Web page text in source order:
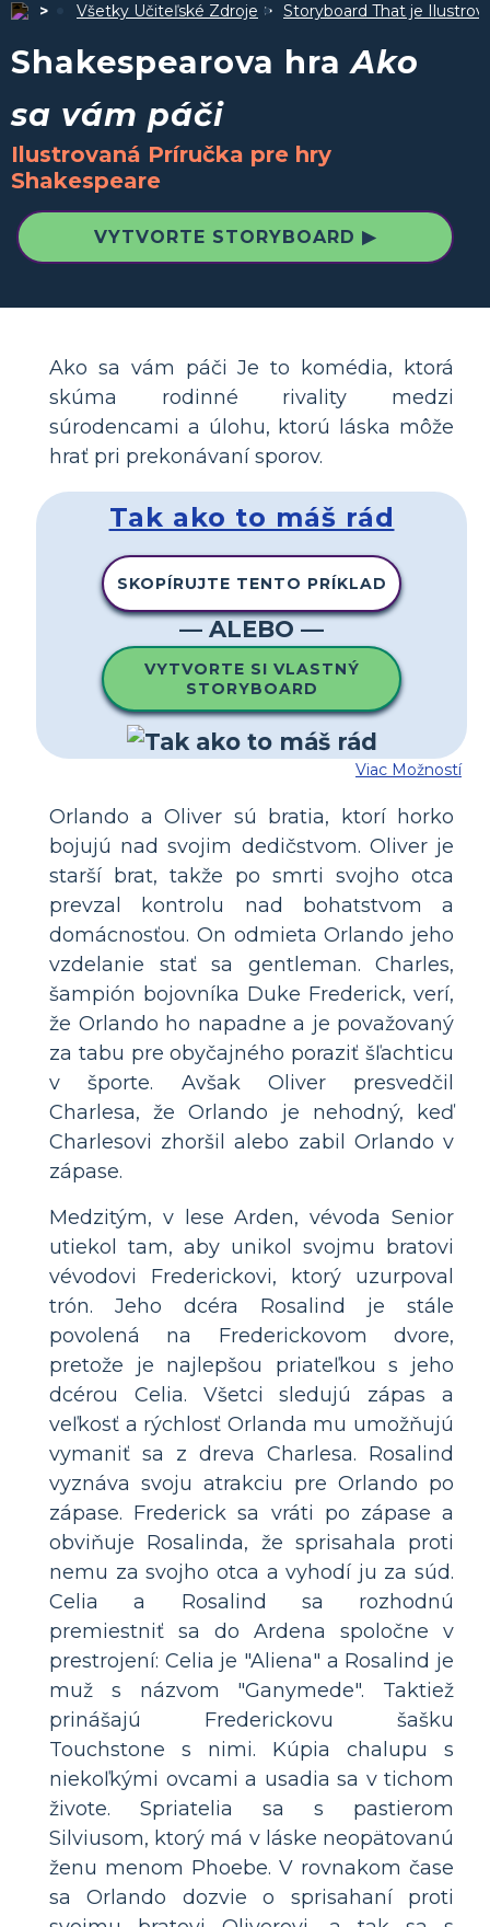
Všetky Učiteľské Zdroje Storyboard That je
Shakespearova hraAko
sa vám páči
Ilustrovaná Príručka pre hry
Shakespeare
VYTVORTE STORYBOARD ▶
Ako sa vám páči Je to komédia, ktorá
skúma rodinné rivality medzi
súrodencami a úlohu, ktorú láska môže
hrať pri prekonávaní sporov.
Tak ako to máš rád
SKOPÍRUJTE TENTO PRÍKLAD
— ALEBO —
VYTVORTE SI VLASTNÝ
STORYBOARD
Viac Možností
Orlando a Oliver sú bratia, ktorí horko
bojujú nad svojim dedičstvom. Oliver je
starší brat, takže po smrti svojho otca
prevzal kontrolu nad bohatstvom a
domácnosťou. On odmieta Orlando jeho
vzdelanie stať sa gentleman. Charles,
šampión bojovníka Duke Frederick, verí,
že Orlando ho napadne a je považovaný
za tabu pre obyčajného poraziť šľachticu
v športe. Avšak Oliver presvedčil
Charlesa, že Orlando je nehodný, keď
Charlesovi zhoršil alebo zabil Orlando v
zápase.
Medzitým, v lese Arden, vévoda Senior
utiekol tam, aby unikol svojmu bratovi
vévodovi Frederickovi, ktorý uzurpoval
trón. Jeho dcéra Rosalind je stále
povolená na Frederickovom dvore,
pretože je najlepšou priateľkou s jeho
dcérou Celia. Všetci sledujú zápas a
veľkosť a rýchlosť Orlanda mu umožňujú
vymaniť sa z dreva Charlesa. Rosalind
vyznáva svoju atrakciu pre Orlando po
zápase. Frederick sa vráti po zápase a
obviňuje Rosalinda, že sprisahala proti
nemu za svojho otca a vyhodí ju za súd.
Celia a Rosalind sa rozhodnú
premiestniť sa do Ardena spoločne v
prestrojení: Celia je "Aliena" a Rosalind je
muž s názvom "Ganymede". Taktiež
prinášajú Frederickovu šašku
Touchstone s nimi. Kúpia chalupu s
niekoľkými ovcami a usadia sa v tichom
živote. Spriatelia sa s pastierom
Silviusom, ktorý má v láske neopätovanú
ženu menom Phoebe. V rovnakom čase
sa Orlando dozvie o sprisahaní proti